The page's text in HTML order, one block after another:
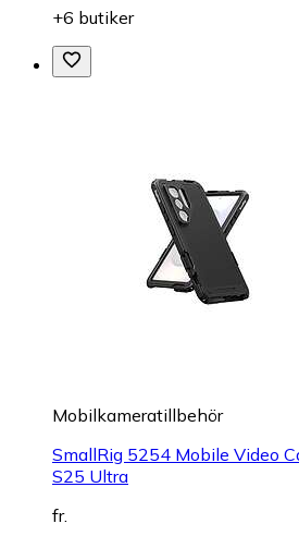
+6 butiker
Mobilkameratillbehör
SmallRig 5254 Mobile Video
S25 Ultra
fr.